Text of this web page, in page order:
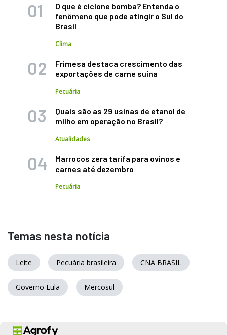
O que é ciclone bomba? Entenda o
fenômeno que pode atingir o Sul do
Brasil
Clima
Frimesa destaca crescimento das
exportações de carne suína
Pecuária
Quais são as 29 usinas de etanol de
milho em operação no Brasil?
Atualidades
Marrocos zera tarifa para ovinos e
carnes até dezembro
Pecuária
Temas nesta notícia
Leite Pecuária brasileira CNA BRASIL
Governo Lula Mercosul